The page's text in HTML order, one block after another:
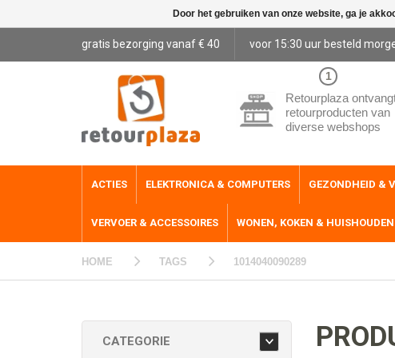
gratis bezorging vanaf € 40 voor 15:30 uur besteld
1
Retourplaza
retourproducten van
diverse webshops
ACTIES ELEKTRONICA & COMPUTERS GEZONDHEID &
VERVOER & ACCESSOIRES WONEN, KOKEN & HUISHOUDEN
HOME TAGS 1014040090289
CATEGORIE
Door het gebruiken van onze website, ga je